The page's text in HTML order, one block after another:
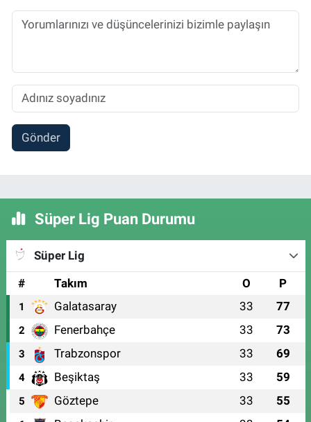
Gönder
Süper Lig Puan Durumu
Süper Lig
#
Takım O P
1 Galatasaray 33 77
2 Fenerbahçe 33 73
3 Trabzonspor 33 69
4 Beşiktaş 33 59
5 Göztepe 33 55